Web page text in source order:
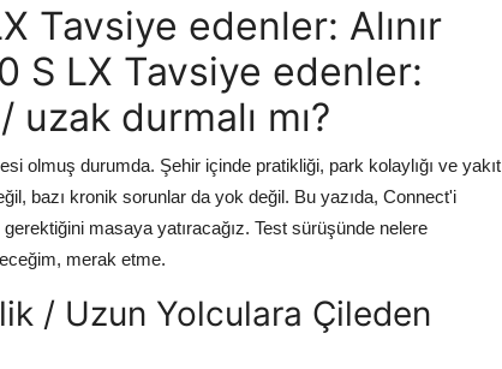
Tavsiye edenler: Alınır
S LX Tavsiye edenler:
uzak durmalı mı?
olmuş durumda. Şehir içinde pratikliği, park kolaylığı ve yakıt
bazı kronik sorunlar da yok değil. Bu yazıda, Connect'i
masaya yatıracağız. Test sürüşünde nelere
merak etme.
/ Uzun Yolculara Çileden